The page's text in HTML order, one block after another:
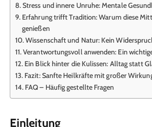
Stress und innere Unruhe: Mentale
Erfahrung trifft Tradition: Warum diese
genießen
Wissenschaft und Natur: Kein
Verantwortungsvoll anwenden: Ein
Ein Blick hinter die Kulissen: Alltag statt
Fazit: Sanfte Heilkräfte mit großer
FAQ – Häufig gestellte Fragen
Einleitung